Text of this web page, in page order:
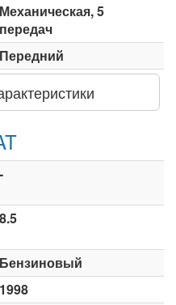
Механическая, 5
передач
Передний
-
8.5
Бензиновый
1998